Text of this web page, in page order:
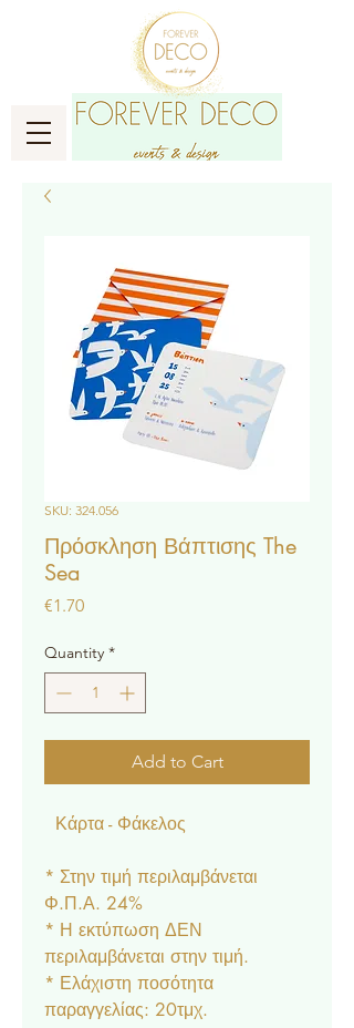
SKU: 324.056
Πρόσκληση Βάπτισης The
Sea
€1.70Price
Quantity *
Add to Cart
Κάρτα - Φάκελος
* Στην τιμή περιλαμβάνεται
Φ.Π.Α. 24%
* Η εκτύπωση ΔΕΝ
περιλαμβάνεται στην τιμή.
* Ελάχιστη ποσότητα
παραγγελίας: 20τμχ.